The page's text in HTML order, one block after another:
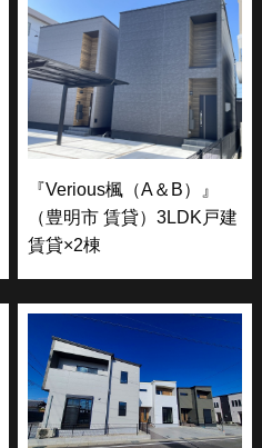
『Verious楓（A＆B）』
（豊明市 賃貸）3LDK戸建
賃貸×2棟